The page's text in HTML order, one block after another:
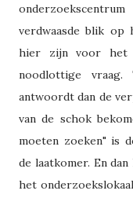
verdwaasde blik op
hier zijn voor het
noodlottige
antwoordt dan de
van de schok
moeten zoeken" is
de laatkomer. En
het